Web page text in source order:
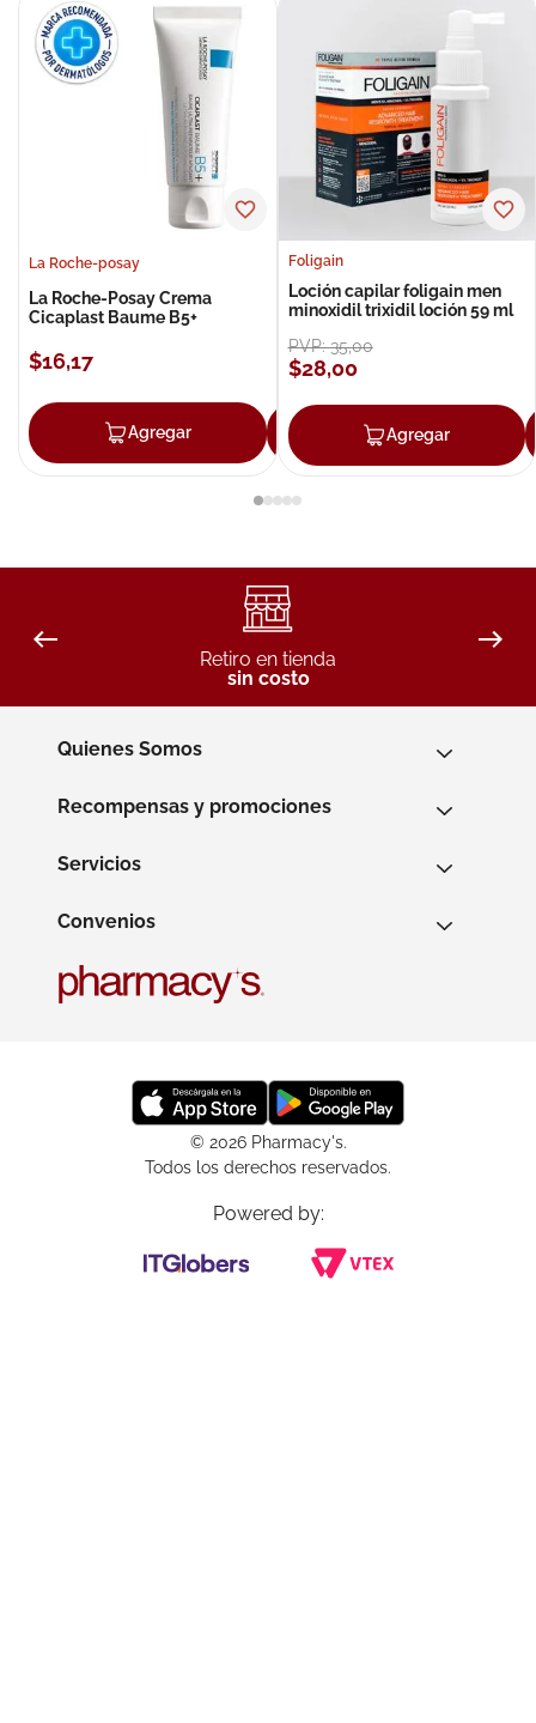
La Roche-posay
La Roche-Posay Crema
Cicaplast Baume B5+
$16,17
Agregar Agregar
Foligain
Loción capilar foligain men
minoxidil trixidil loción 59 ml
PVP:35,00
$28,00
Agregar
Retiro en tienda
sin costo
Quienes Somos
Recompensas y promociones
Servicios
Convenios
© 2026 Pharmacy's.
Todos los derechos reservados.
Powered by: